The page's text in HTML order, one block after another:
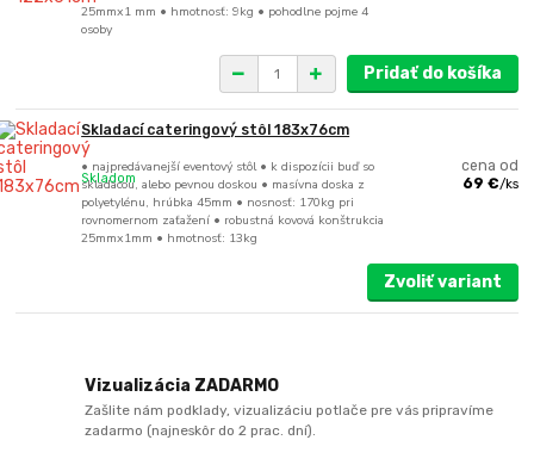
25mmx1 mm • hmotnosť: 9kg • pohodlne pojme 4
osoby
Pridať do košíka
Skladací cateringový stôl 183x76cm
• najpredávanejší eventový stôl • k dispozícii buď so
skladacou, alebo pevnou doskou • masívna doska z
polyetylénu, hrúbka 45mm • nosnosť: 170kg pri
rovnomernom zaťažení • robustná kovová konštrukcia
25mmx1mm • hmotnosť: 13kg
cena od
69 €/ks
Skladom
Zvoliť variant
Vizualizácia ZADARMO
Zašlite nám podklady, vizualizáciu potlače pre vás pripravíme
zadarmo (najneskôr do 2 prac. dní).